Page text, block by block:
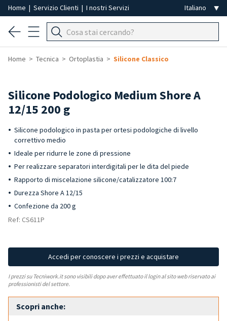
Home | Servizio Clienti | I nostri Servizi
Home Tecnica Ortoplastia Silicone Classico
Silicone Podologico Medium Shore A
12/15 200 g
Silicone podologico in pasta per ortesi podologiche di livello
correttivo medio
Ideale per ridurre le zone di pressione
Per realizzare separatori interdigitali per le dita del piede
Rapporto di miscelazione silicone/catalizzatore 100:7
Durezza Shore A 12/15
Confezione da 200 g
Ref: CS611P
Accedi per conoscere i prezzi e acquistare
I prezzi su Tecniwork.it sono visibili dopo aver effettuato il login al sito web riservato ai
professionisti del settore.
Scopri anche: